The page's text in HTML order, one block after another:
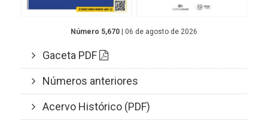
Número 5,670 | 06 de agosto de 2026
Gaceta PDF
Números anteriores
Acervo Histórico (PDF)